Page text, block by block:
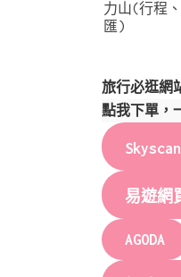
力山(行程
匯)
旅行必逛網
點我下單，
易遊網
AGODA